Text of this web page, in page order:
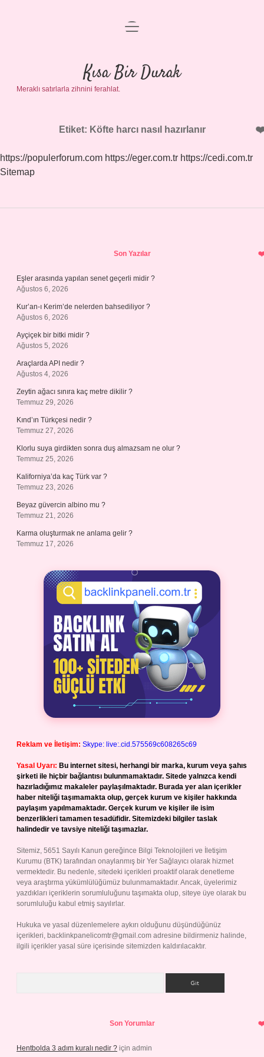
Anasayfa
Gizlilik Politikası
Yasal Uyarı
menüyü
Kısa Bir Durak
Meraklı satırlarla zihnini ferahlat.
Etiket: Köfte harcı nasıl hazırlanır
https://populerforum.com https://eger.com.tr https://cedi.com.tr
Sitemap
Son Yazılar
Eşler arasında yapılan senet geçerli midir ?
Ağustos 6, 2026
Kur’an-ı Kerim’de nelerden bahsediliyor ?
Ağustos 6, 2026
Ayçiçek bir bitki midir ?
Ağustos 5, 2026
Araçlarda API nedir ?
Ağustos 4, 2026
Zeytin ağacı sınıra kaç metre dikilir ?
Temmuz 29, 2026
Kınd’ın Türkçesi nedir ?
Temmuz 27, 2026
Klorlu suya girdikten sonra duş almazsam ne olur ?
Temmuz 25, 2026
Kaliforniya’da kaç Türk var ?
Temmuz 23, 2026
Beyaz güvercin albino mu ?
Temmuz 21, 2026
Karma oluşturmak ne anlama gelir ?
Temmuz 17, 2026
Reklam ve İletişim: Skype: live:.cid.575569c608265c69
Yasal Uyarı: Bu internet sitesi, herhangi bir marka, kurum veya şahıs
şirketi ile hiçbir bağlantısı bulunmamaktadır. Sitede yalnızca kendi
hazırladığımız makaleler paylaşılmaktadır. Burada yer alan içerikler
haber niteliği taşımamakta olup, gerçek kurum ve kişiler hakkında
paylaşım yapılmamaktadır. Gerçek kurum ve kişiler ile isim
benzerlikleri tamamen tesadüfidir. Sitemizdeki bilgiler taslak
halindedir ve tavsiye niteliği taşımazlar.
Sitemiz, 5651 Sayılı Kanun gereğince Bilgi Teknolojileri ve İletişim
Kurumu (BTK) tarafından onaylanmış bir Yer Sağlayıcı olarak hizmet
vermektedir. Bu nedenle, sitedeki içerikleri proaktif olarak denetleme
veya araştırma yükümlülüğümüz bulunmamaktadır. Ancak, üyelerimiz
yazdıkları içeriklerin sorumluluğunu taşımakta olup, siteye üye olarak bu
sorumluluğu kabul etmiş sayılırlar.
Hukuka ve yasal düzenlemelere aykırı olduğunu düşündüğünüz
içerikleri, backlinkpanelicomtr@gmail.com adresine bildirmeniz halinde,
ilgili içerikler yasal süre içerisinde sitemizden kaldırılacaktır.
Son Yorumlar
Hentbolda 3 adım kuralı nedir ? için admin